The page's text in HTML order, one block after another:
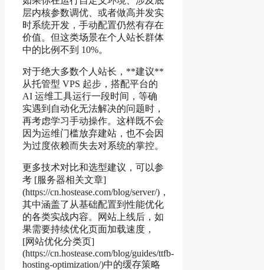
层内核参数调优、或者做高并发实
时系统开发，手动配置仍然有存在
价值。但这类场景在个人站长群体
中的比例不到 10%。
对于绝大多数个人站长，**建议**
从托管型 VPS 起步，搭配平台的
AI 运维工具运行一段时间，等确
实遇到自动化无法解决的问题时，
再考虑学习手动操作。这样既不会
因为运维门槛放弃建站，也不会因
为过度依赖而失去对系统的掌控。
更多技术对比和选型建议，可以参
考 [服务器相关文章]
(https://cn.hostease.com/blog/server/)，
其中涵盖了从基础配置到性能优化
的各类实战内容。网站上线后，如
果需要持续优化页面加载速度，
[网站优化分类页]
(https://cn.hostease.com/blog/guides/ttfb-
hosting-optimization/)中的缓存策略